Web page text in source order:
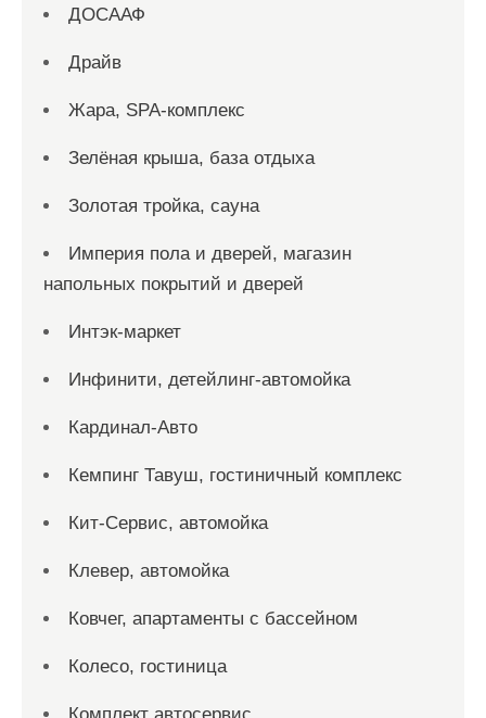
ДОСААФ
Драйв
Жара, SPA-комплекс
Зелёная крыша, база отдыха
Золотая тройка, сауна
Империя пола и дверей, магазин
напольных покрытий и дверей
Интэк-маркет
Инфинити, детейлинг-автомойка
Кардинал-Авто
Кемпинг Тавуш, гостиничный комплекс
Кит-Сервис, автомойка
Клевер, автомойка
Ковчег, апартаменты с бассейном
Колесо, гостиница
Комплект автосервис